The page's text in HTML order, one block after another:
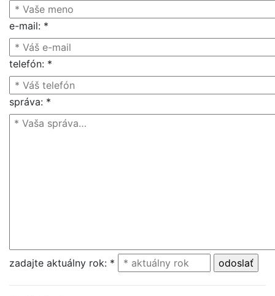
e-mail: *
telefón: *
správa: *
zadajte aktuálny rok: *